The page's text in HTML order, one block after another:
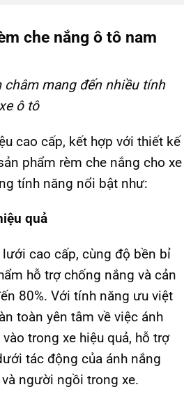
che nắng ô tô nam
châmmang đến nhiều tính
ô tô
cao cấp, kết hợp với thiết kế
phẩm rèm che nắng cho xe
tính năng nổi bật như:
quả
cao cấp, cùng độ bền bỉ
hỗ trợ chống nắng và cản
80%. Với tính năng ưu việt
toàn yên tâm về việc ánh
trong xe hiệu quả, hỗ trợ
tác động của ánh nắng
người ngồi trong xe.